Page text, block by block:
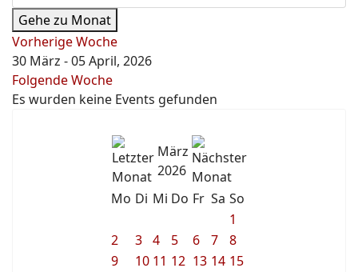
Gehe zu Monat
Vorherige Woche
30 März - 05 April, 2026
Folgende Woche
Es wurden keine Events gefunden
März
2026
Mo Di Mi Do Fr Sa So
1
2
3 4 5 6 7
8
9
10 11 12 13 14 15